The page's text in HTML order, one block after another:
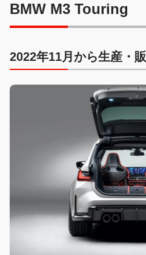
BMW M3 Touring
2022年11月から生産・